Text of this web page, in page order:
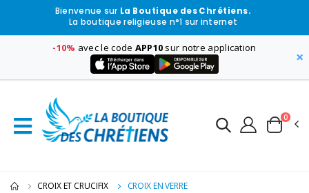
Bienvenue sur La Boutique des Chrétiens.
La boutique religieuse n°1 sur internet
-10% avec le code APP10 sur notre application
×
0
CROIX ET CRUCIFIX CROIX EN VERRE